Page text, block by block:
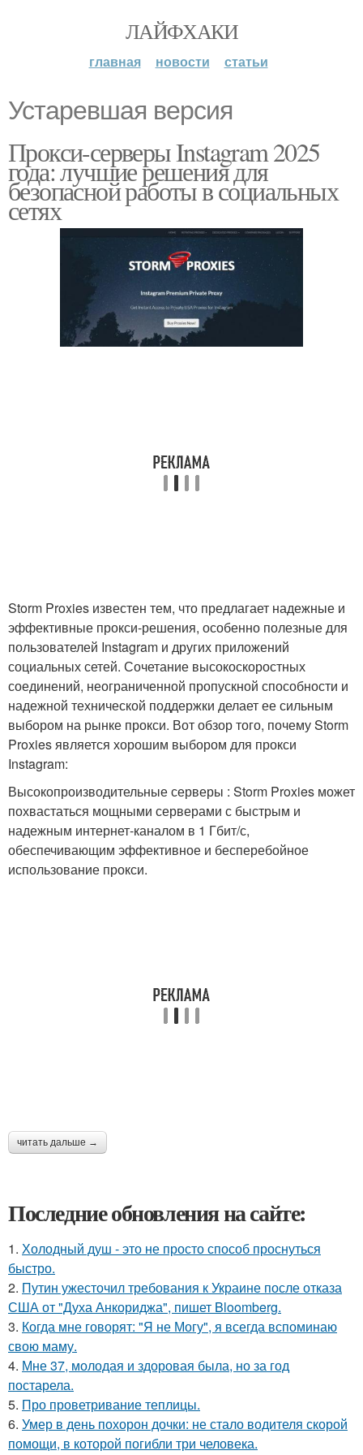
ЛАЙФХАКИ
главная новости статьи
Устаревшая версия
Прокси-серверы Instagram 2025
года: лучшие решения для
безопасной работы в социальных
сетях
Storm Proxies известен тем, что предлагает надежные и
эффективные прокси-решения, особенно полезные для
пользователей Instagram и других приложений
социальных сетей. Сочетание высокоскоростных
соединений, неограниченной пропускной способности и
надежной технической поддержки делает ее сильным
выбором на рынке прокси. Вот обзор того, почему Storm
Proxies является хорошим выбором для прокси
Instagram:
Высокопроизводительные серверы : Storm Proxies может
похвастаться мощными серверами с быстрым и
надежным интернет-каналом в 1 Гбит/с,
обеспечивающим эффективное и бесперебойное
использование прокси.
читать дальше →
Последние обновления на сайте:
1. Холодный душ - это не просто способ проснуться
быстро.
2. Путин ужесточил требования к Украине после отказа
США от "Духа Анкориджа", пишет Bloomberg.
3. Когда мне говорят: "Я не Могу", я всегда вспоминаю
свою маму.
4. Мне 37, молодая и здоровая была, но за год
постарела.
5. Про проветривание теплицы.
6. Умер в день похорон дочки: не стало водителя скорой
помощи, в которой погибли три человека.